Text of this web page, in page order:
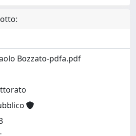
Bozzato-pdfa.pdf